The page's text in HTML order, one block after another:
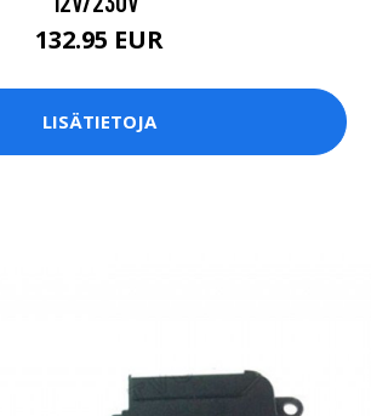
132.95 EUR
LISÄTIETOJA